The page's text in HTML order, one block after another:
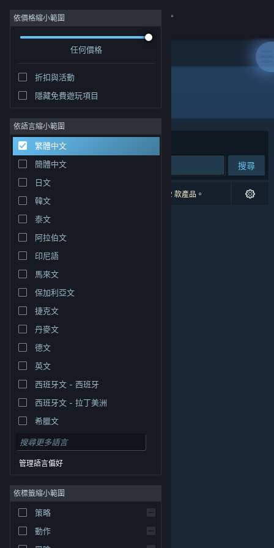
登入
社群
關於
客服
變更語言
取得 Steam 行動應用程式
檢視電腦版網頁
權人在美國與其它國家（地區）之財產。
Cookie
依價格縮小範圍
任何價格
折扣與活動
隱藏免費遊玩項目
依語言縮小範圍
繁體中文
簡體中文
日文
韓文
泰文
阿拉伯文
印尼語
馬來文
保加利亞文
捷克文
丹麥文
德文
英文
西班牙文 - 西班牙
西班牙文 - 拉丁美洲
希臘文
管理語言偏好
依標籤縮小範圍
策略
動作
開發人員: Wolfdog Interactive
排序依據 相關性
搜尋
0 項相符的搜尋結果。 已根據您的偏好設定排除 2 款產品。